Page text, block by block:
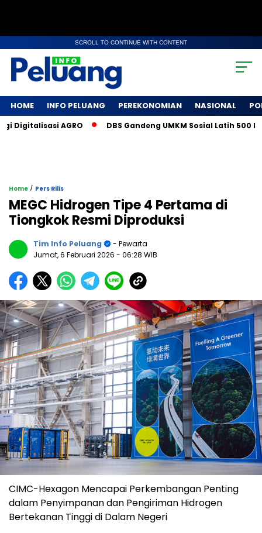
SCROLL TO CONTINUE WITH CONTENT
HOME INFO PELUANG PEREKONOMIAN NASIONAL
AGRO DBS Gandeng UMKM Sosial Latih 500 Petani
Home / Pers Rilis
MEGC Hidrogen Tipe 4 Pertama di
Tiongkok Resmi Diproduksi
Tim Info Peluang
- Pewarta
Jumat, 6 Februari 2026 - 06:28 WIB
CIMC-Hexagon Mencapai Perkembangan Penting
dalam Penyimpanan dan Pengiriman Hidrogen
Bertekanan Tinggi di Dalam Negeri